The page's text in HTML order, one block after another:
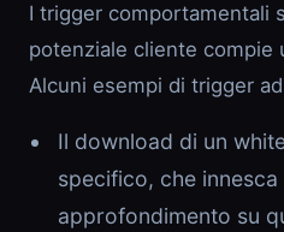
I trigger comportamentali
potenziale cliente compie
Alcuni esempi di trigger
Il download di un
specifico, che
approfondimento su